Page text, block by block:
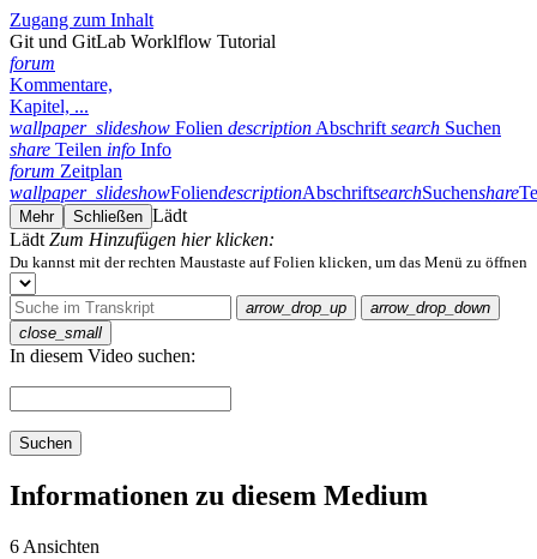
Zugang zum Inhalt
Git und GitLab Worklflow Tutorial
forum
Kommentare,
Kapitel, ...
wallpaper_slideshow Folien description Abschrift search Suchen
share Teilen info Info
forum Zeitplan
wallpaper_slideshowFoliendescriptionAbschriftsearchSuchenshare
Mehr Schließen Lädt
Lädt Zum Hinzufügen hier klicken:
Du kannst mit der rechten Maustaste auf Folien klicken, um das Menü zu öffnen
arrow_drop_up
arrow_drop_down
close_small
In diesem Video suchen:
Suchen
Informationen zu diesem Medium
6 Ansichten